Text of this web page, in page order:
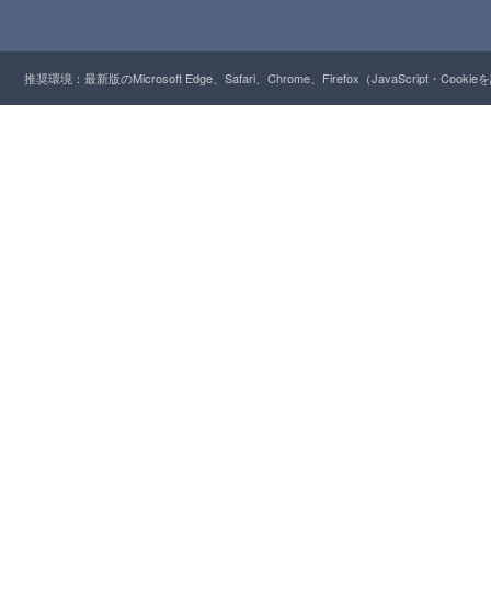
推奨環境：最新版のMicrosoft Edge、Safari、Chrome、Firefox（JavaScript・Cookie